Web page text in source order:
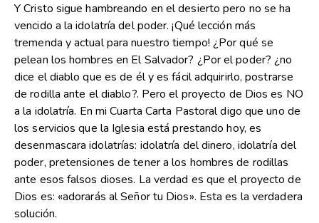
Y Cristo sigue hambreando en el desierto pero no se ha
vencido a la idolatría del poder. ¡Qué lección más
tremenda y actual para nuestro tiempo! ¿Por qué se
pelean los hombres en El Salvador? ¿Por el poder? ¿no
dice el diablo que es de él y es fácil adquirirlo, postrarse
de rodilla ante el diablo?. Pero el proyecto de Dios es NO
a la idolatría. En mi Cuarta Carta Pastoral digo que uno de
los servicios que la Iglesia está prestando hoy, es
desenmascara idolatrías: idolatría del dinero, idolatría del
poder, pretensiones de tener a los hombres de rodillas
ante esos falsos dioses. La verdad es que el proyecto de
Dios es: «adorarás al Señor tu Dios». Esta es la verdadera
solución.